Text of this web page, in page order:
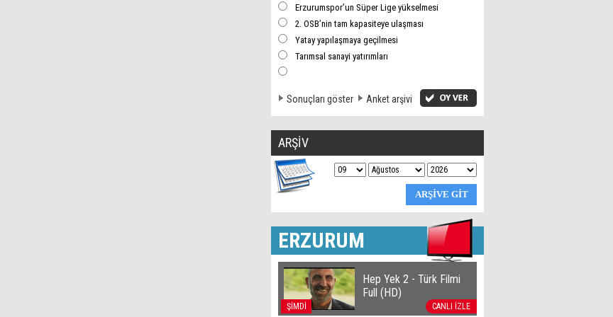
Erzurumspor’un Süper Lige yükselmesi
2. OSB’nin tam kapasiteye ulaşması
Yatay yapılaşmaya geçilmesi
Tarımsal sanayi yatırımları
Sonuçları göster Anket arşivi
ARŞİV
ERZURUM
ŞİMDİ CANLI İZLE
Hep Yek 2 - Türk Filmi
Full (HD)